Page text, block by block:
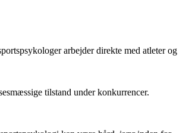
arbejder direkte med atleter og
tilstand under konkurrencer.